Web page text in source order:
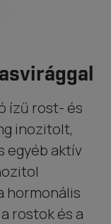
ízű rost- és
inozitolt,
egyéb aktív
hormonális
rostok és a